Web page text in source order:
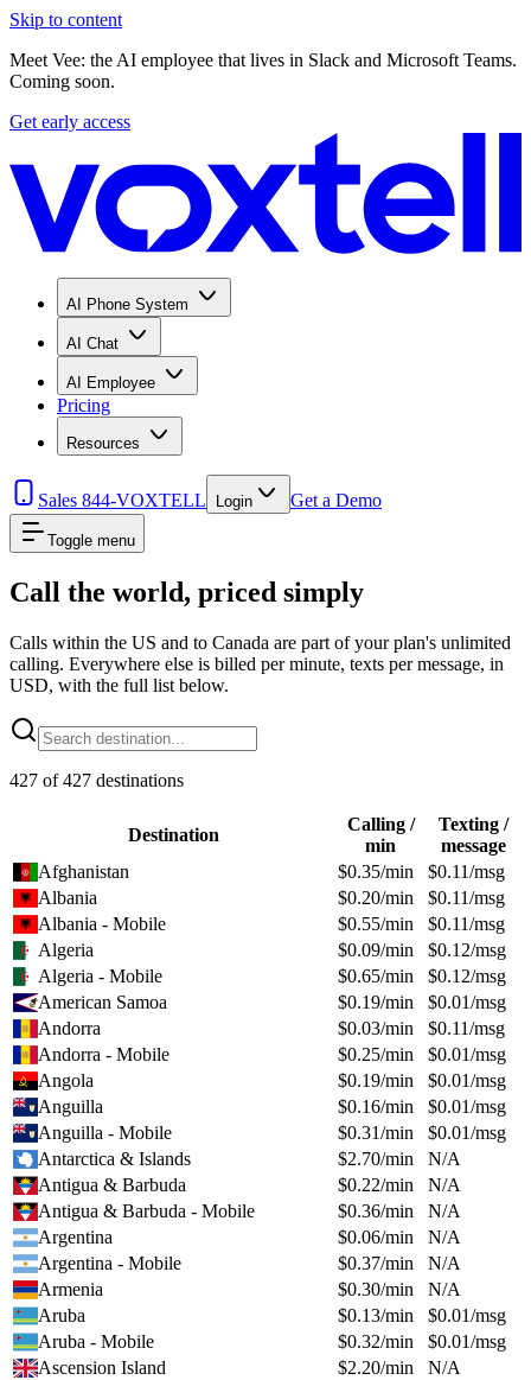
Skip to content
Meet Vee: the AI employee that lives in Slack and Microsoft Teams.
Coming soon.
Get early access
AI Phone System
AI Chat
AI Employee
Pricing
Resources
Sales 844-VOXTELL Login Get a Demo
Toggle menu
Call the world, priced simply
Calls within the US and to Canada are part of your plan's unlimited
calling. Everywhere else is billed per minute, texts per message, in
USD, with the full list below.
427 of427 destinations
Destination
Calling /
min
Texting /
message
Afghanistan
$0.35/min $0.11/msg
Albania
$0.20/min $0.11/msg
Albania - Mobile
$0.55/min $0.11/msg
Algeria
$0.09/min $0.12/msg
Algeria - Mobile
$0.65/min $0.12/msg
American Samoa
$0.19/min $0.01/msg
Andorra
$0.03/min $0.11/msg
Andorra - Mobile
$0.25/min $0.01/msg
Angola
$0.19/min $0.01/msg
Anguilla
$0.16/min $0.01/msg
Anguilla - Mobile
$0.31/min $0.01/msg
Antarctica & Islands
$2.70/min
N/A
Antigua & Barbuda
$0.22/min
N/A
Antigua & Barbuda - Mobile
$0.36/min
N/A
Argentina
$0.06/min
N/A
Argentina - Mobile
$0.37/min
N/A
Armenia
$0.30/min
N/A
Aruba
$0.13/min $0.01/msg
Aruba - Mobile
$0.32/min $0.01/msg
Ascension Island
$2.20/min
N/A